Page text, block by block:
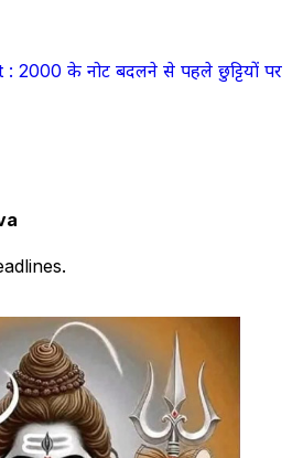
2000 के नोट बदलने से पहले छुट्टियों पर